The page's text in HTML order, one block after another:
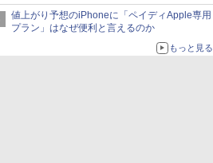
ば屋のメニュー並みの薄さ」
値上がり予想のiPhoneに「ペイディApple専用
プラン」はなぜ便利と言えるのか
もっと見る